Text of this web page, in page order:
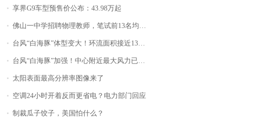
享界G9车型预售价公布：43.98万起
佛山一中学招聘物理教师，笔试前13名均遭淘汰？教育局：已叫停招聘，成立调查组全面核查
台风“白海豚”体型变大！环流面积接近13个浙江那么大
台风“白海豚”加强！中心附近最大风力已达15级 最新研判
太阳表面最高分辨率图像来了
空调24小时开着反而更省电？电力部门回应
制裁瓜子饺子，美国怕什么？